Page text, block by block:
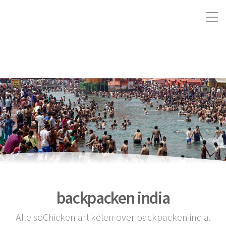
backpacken india
Alle soChicken artikelen over backpacken india.